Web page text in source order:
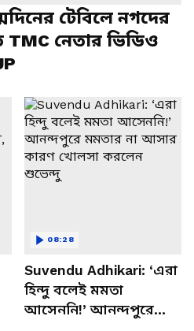
টেবিলে নগদের
TMC নেতার ভিডিও
Suvendu Adhikari: ‘এরা
হিন্দু বলেই মমতা
আসেননি!’ আনন্দপুরে
08:28